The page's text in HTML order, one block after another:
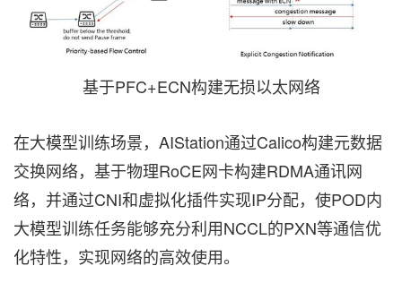
基于PFC+ECN构建无损以太网络
在大模型训练场景，AIStation通过Calico构建元数据
交换网络，基于物理RoCE网卡构建RDMA通讯网
络，并通过CNI和虚拟化插件实现IP分配，使POD内
大模型训练任务能够充分利用NCCL的PXN等通信优
化特性，实现网络的高效使用。